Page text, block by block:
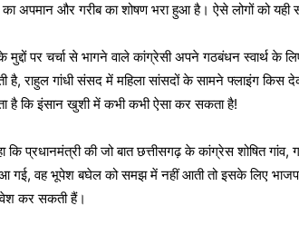
का अपमान और गरीब का शोषण भरा हुआ है। ऐसे लोगों को
पर चर्चा से भागने वाले कांग्रेसी अपने गठबंधन स्वार्थ के
राहुल गांधी संसद में महिला सांसदों के सामने फ्लाइंग किस
है कि इंसान खुशी में कभी कभी ऐसा कर सकता है!
कि प्रधानमंत्री की जो बात छत्तीसगढ़ के कांग्रेस शोषित गांव,
गई, वह भूपेश बघेल को समझ में नहीं आती तो इसके लिए
कर सकती हैं।